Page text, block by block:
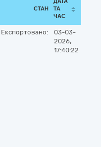
СТАН
ТА
ЧАС
Експортовано:
03-03-
2026,
17:40:22